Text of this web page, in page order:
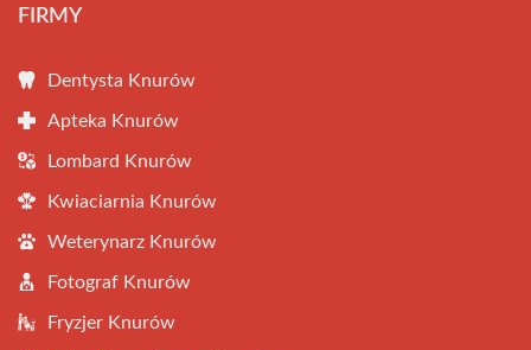
FIRMY
Dentysta Knurów
Apteka Knurów
Lombard Knurów
Kwiaciarnia Knurów
Weterynarz Knurów
Fotograf Knurów
Fryzjer Knurów